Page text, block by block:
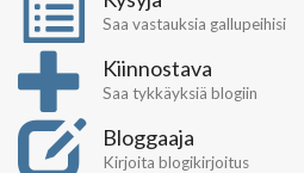
Saa vastauksia gallupeihisi
Kiinnostava
Saa tykkäyksiä blogiin
Bloggaaja
Kirjoita blogikirjoitus